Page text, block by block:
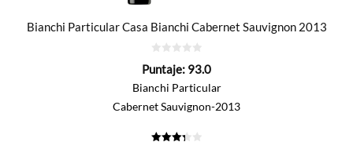
Bianchi Particular Casa Bianchi Cabernet Sauvignon 2013
de
Puntaje: 93.0
Bianchi Particular
Cabernet Sauvignon-2013